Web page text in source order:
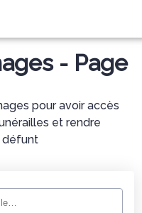
- Page
pour avoir accès
et rendre
défunt